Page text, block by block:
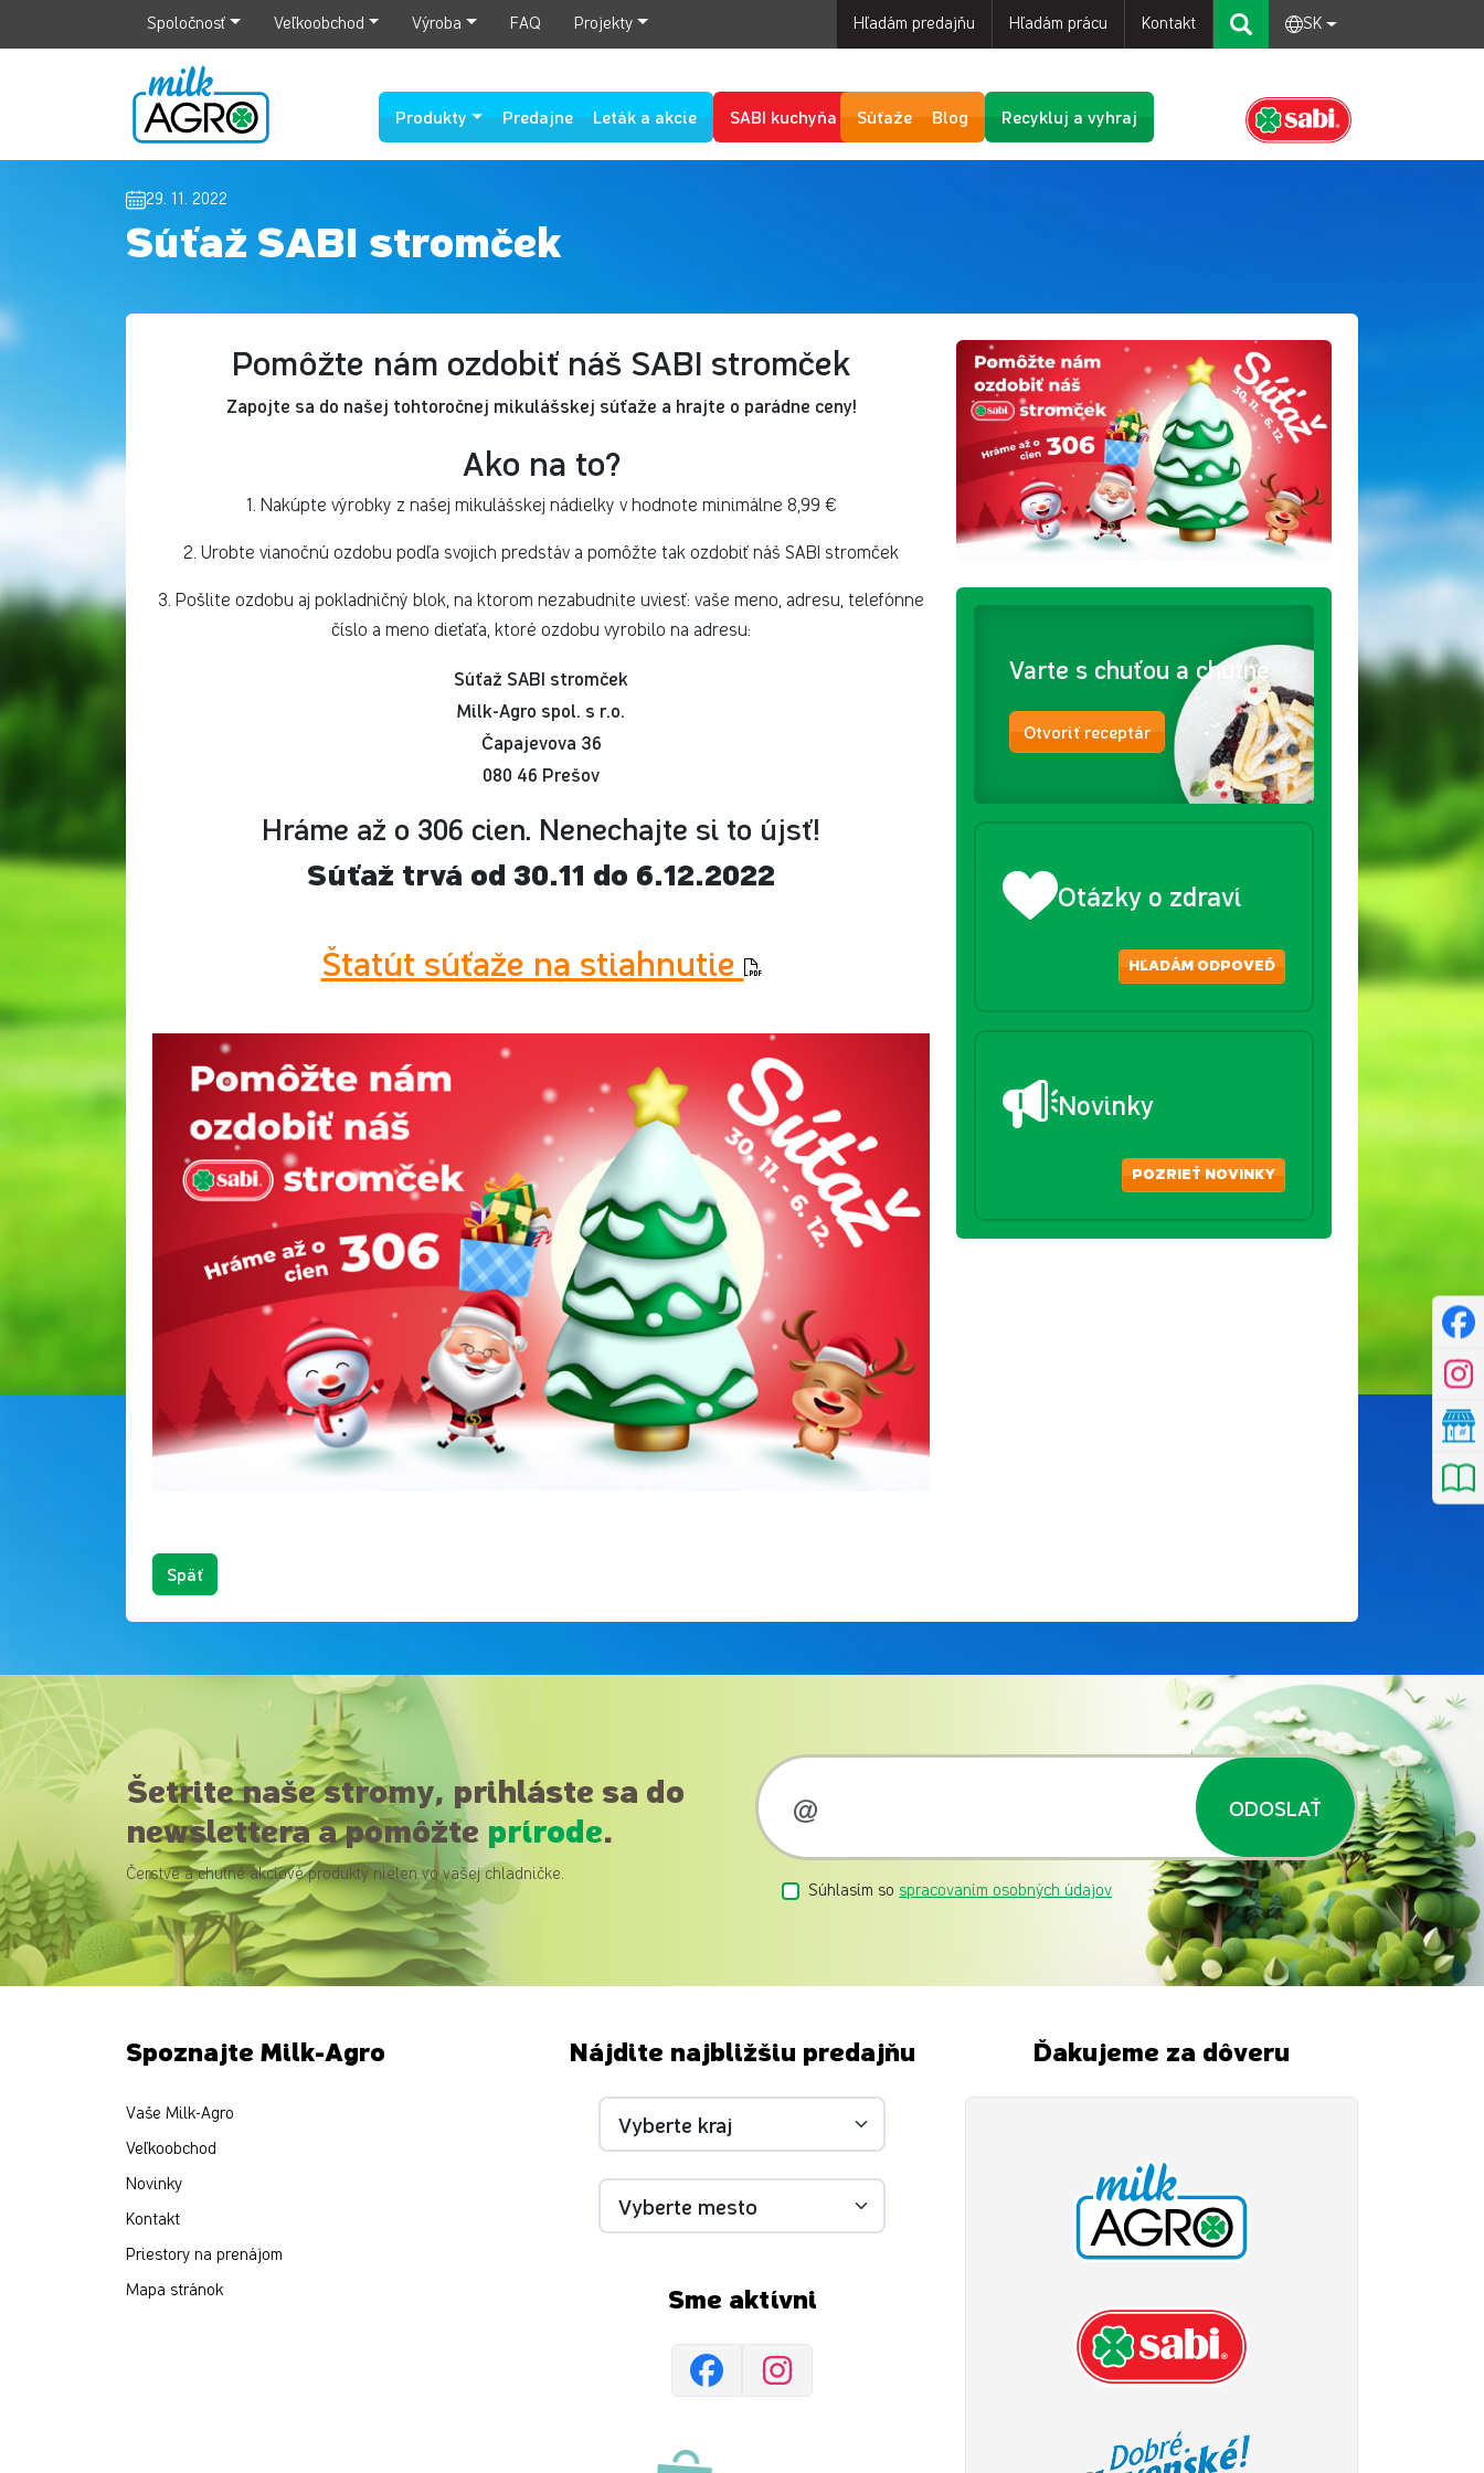
Spoločnosť Veľkoobchod Výroba FAQ Projekty Hľadám predajňu Hľadám prácu Kontakt SK
Produkty Predajne Leták a akcie SABI kuchyňa Súťaže Blog Recykluj a vyhraj
29. 11. 2022
Súťaž SABI stromček
Pomôžte nám ozdobiť náš SABI stromček
Zapojte sa do našej tohtoročnej mikulášskej súťaže a hrajte o parádne ceny!
Ako na to?
1. Nakúpte výrobky z našej mikulášskej nádielky v hodnote minimálne 8,99 €
2. Urobte vianočnú ozdobu podľa svojich predstáv a pomôžte tak ozdobiť náš SABI stromček
3. Pošlite ozdobu aj pokladničný blok, na ktorom nezabudnite uviesť: vaše meno, adresu, telefónne
číslo a meno dieťaťa, ktoré ozdobu vyrobilo na adresu:
Súťaž SABI stromček
Milk-Agro spol. s r.o.
Čapajevova 36
080 46 Prešov
Hráme až o 306 cien. Nenechajte si to újsť!
Súťaž trvá od 30.11 do 6.12.2022
Štatút súťaže na stiahnutie
Varte s chuťou a chutne
Otvoriť receptár
Otázky o zdraví
HĽADÁM ODPOVEĎ
Novinky
POZRIEŤ NOVINKY
Späť
Šetrite naše stromy, prihláste sa do
newslettera a pomôžte prírode.
Čerstvé a chutné akciové produkty nielen vo vašej chladničke.
ODOSLAŤ
Súhlasím so spracovaním osobných údajov
Spoznajte Milk-Agro
Vaše Milk-Agro
Veľkoobchod
Novinky
Kontakt
Priestory na prenájom
Mapa stránok
Nájdite najbližšiu predajňu
Sme aktívni
Ďakujeme za dôveru